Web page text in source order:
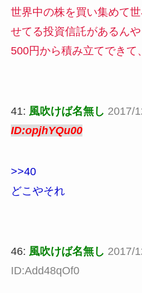
世界中の株を買い集めて
せてる投資信託があるんや
500円から積み立てできて
41: 風吹けば名無し 2017/
ID:opjhYQu00
>>40
どこやそれ
46: 風吹けば名無し 2017/
ID:Add48qOf0